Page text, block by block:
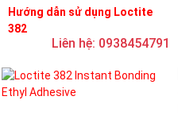
Hướng dẫn sử dụng Loctite
382
Liên hệ: 0938454791